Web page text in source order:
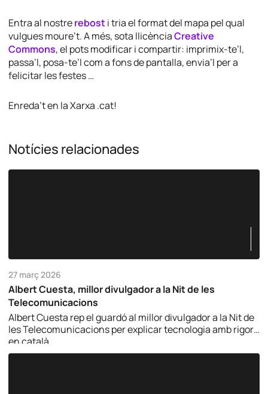
Entra al nostrerebost i tria el format del mapa pel qual
vulgues moure’t. A més, sota llicènciaCreative
Commons, el pots modificar i compartir: imprimix-te’l,
passa’l, posa-te’l com a fons de pantalla, envia’l per a
felicitar les festes …
Enreda’t en la Xarxa .cat!
Notícies relacionades
27 març 2026
Albert Cuesta, millor divulgador a la Nit de les
Telecomunicacions
Albert Cuesta rep el guardó al millor divulgador a la Nit de
les Telecomunicacions per explicar tecnologia amb rigor i
en català.